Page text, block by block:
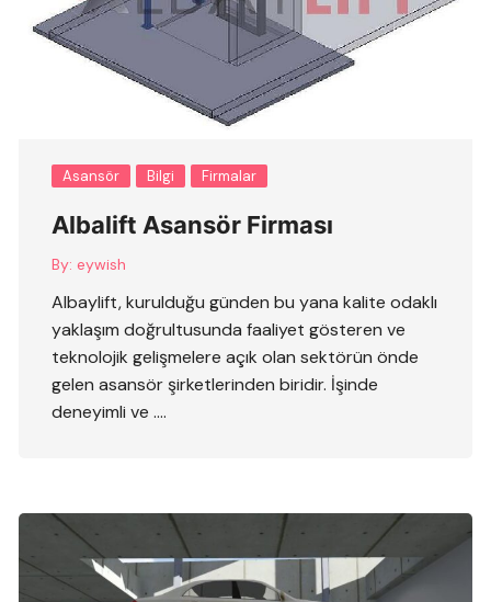
Asansör Bilgi Firmalar
Albalift Asansör Firması
By: eywish
Albaylift, kurulduğu günden bu yana kalite odaklı
yaklaşım doğrultusunda faaliyet gösteren ve
teknolojik gelişmelere açık olan sektörün önde
gelen asansör şirketlerinden biridir. İşinde
deneyimli ve ….